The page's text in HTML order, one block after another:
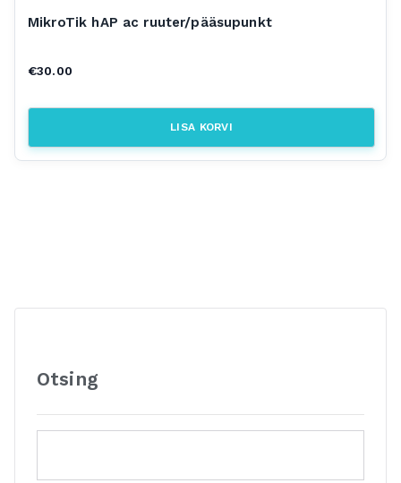
MikroTik hAP ac ruuter/pääsupunkt
€30.00
LISA KORVI
Otsing